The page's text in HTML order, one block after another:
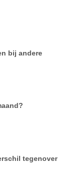
bij andere
tegenover